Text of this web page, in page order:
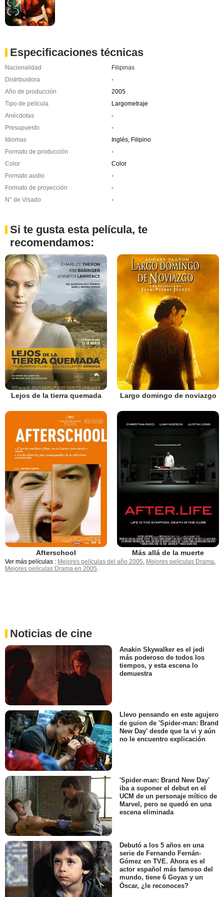
Especificaciones técnicas
Nacionalidad
Filipinas
Distribuidora
-
Año de producción
2005
Tipo de película
Largometraje
Anécdotas
-
Presupuesto
-
Idiomas
Inglés, Filipino
Formato de producción
-
Color
Color
Formato audio
-
Formato de proyección
-
N° de Visado
-
Si te gusta esta película, te
recomendamos:
Lejos de la tierra quemada Largo domingo de noviazgo
Afterschool Más allá de la muerte
Ver más películas : Mejores películas del año 2005, Mejores películas Drama,
Mejores películas Drama en 2005.
Noticias de cine
Anakin Skywalker es el jedi
más poderoso de todos los
tiempos, y esta escena lo
demuestra
Llevo pensando en este agujero
de guion de 'Spider-man: Brand
New Day' desde que la vi y aún
no le encuentro explicación
'Spider-man: Brand New Day'
iba a suponer el debut en el
UCM de un personaje mítico de
Marvel, pero se quedó en una
escena eliminada
Debutó a los 5 años en una
serie de Fernando Fernán-
Gómez en TVE. Ahora es el
actor español más famoso del
mundo, tiene 6 Goyas y un
Óscar, ¿le reconoces?